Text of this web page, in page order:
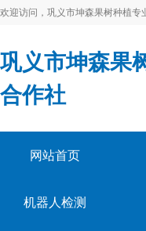
欢迎访问，巩义市坤森果树种植专
巩义市坤森果
合作社
网站首页
机器人检测